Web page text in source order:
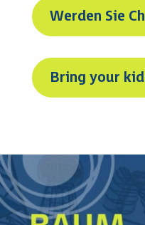
Werden Sie
Bring your